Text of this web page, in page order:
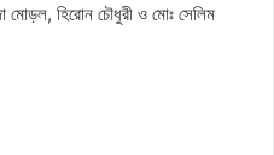
হিরোন চৌধুরী ও মোঃ সেলিম